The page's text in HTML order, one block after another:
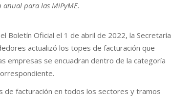
para las MiPyME.
Boletín Oficial el 1 de abril de 2022, la Secretaría
actualizó los topes de facturación que
empresas se encuadran dentro de la categoría
de facturación en todos los sectores y tramos